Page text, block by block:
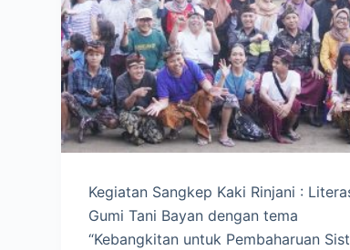
Kegiatan Sangkep Kaki Rinjani :
Gumi Tani Bayan dengan tema
“Kebangkitan untuk Pembaharuan